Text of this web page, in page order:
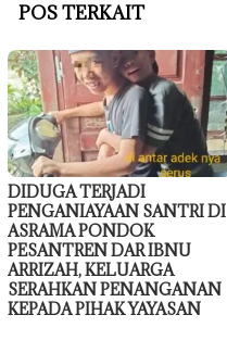
POS TERKAIT
DIDUGA TERJADI
PENGANIAYAAN SANTRI DI
ASRAMA PONDOK
PESANTREN DAR IBNU
ARRIZAH, KELUARGA
SERAHKAN PENANGANAN
KEPADA PIHAK YAYASAN